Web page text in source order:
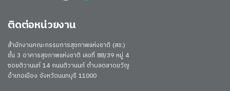
ติดต่อหน่วยงาน
สำนักงานคณะกรรมการสุขภาพแห่งชาติ (สช.)
ชั้น 3 อาคารสุขภาพแห่งชาติ เลขที่ 88/39 หมู่ 4
ซอยติวานนท์ 14 ถนนติวานนท์ ตำบลตลาดขวัญ
อำเภอเมือง จังหวัดนนทบุรี 11000